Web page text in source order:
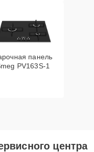
панель
PV163S-1
центра